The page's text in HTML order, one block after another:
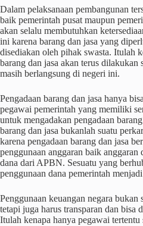
Dalam pelaksanaan pembangunan
baik pemerintah pusat maupun
akan selalu membutuhkan
ini karena barang dan jasa yang
disediakan oleh pihak swasta. Itulah
barang dan jasa akan terus dilakukan
masih berlangsung di negeri ini.
Pengadaan barang dan jasa hanya
pegawai pemerintah yang memiliki
untuk mengadakan pengadaan
barang dan jasa bukanlah suatu
karena pengadaan barang dan jasa
penggunaan anggaran baik
dana dari APBN. Sesuatu yang
penggunaan dana pemerintah
Penggunaan keuangan negara bukan
tetapi juga harus transparan dan bisa
Itulah kenapa hanya pegawai tertentu